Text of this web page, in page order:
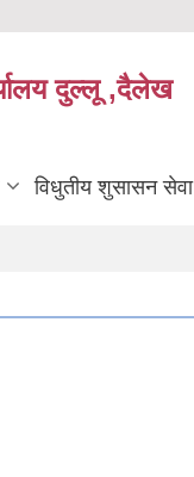
दुल्लू ,दैलेख
विधुतीय शुसासन सेवा